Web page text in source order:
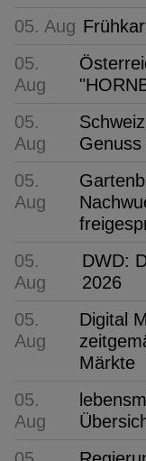
05. Aug
05.
Aug
05.
Aug
05.
Aug
05.
Aug
DWD:
2026
05.
Aug
Digital
Märkte
05.
Aug